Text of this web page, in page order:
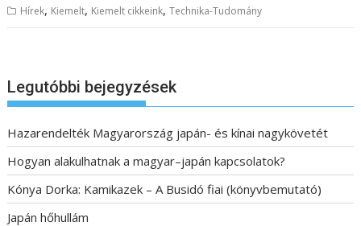
Hírek, Kiemelt, Kiemelt cikkeink,Technika-Tudomány
Legutóbbi bejegyzések
Hazarendelték Magyarország japán- és kínai nagykövetét
Hogyan alakulhatnak a magyar–japán kapcsolatok?
Kónya Dorka: Kamikazek – A Busidó fiai (könyvbemutató)
Japán hőhullám